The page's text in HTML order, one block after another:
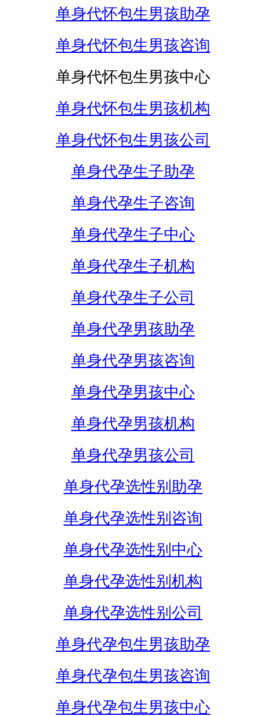
单身代怀包生男孩助孕
单身代怀包生男孩咨询
单身代怀包生男孩中心
单身代怀包生男孩机构
单身代怀包生男孩公司
单身代孕生子助孕
单身代孕生子咨询
单身代孕生子中心
单身代孕生子机构
单身代孕生子公司
单身代孕男孩助孕
单身代孕男孩咨询
单身代孕男孩中心
单身代孕男孩机构
单身代孕男孩公司
单身代孕选性别助孕
单身代孕选性别咨询
单身代孕选性别中心
单身代孕选性别机构
单身代孕选性别公司
单身代孕包生男孩助孕
单身代孕包生男孩咨询
单身代孕包生男孩中心